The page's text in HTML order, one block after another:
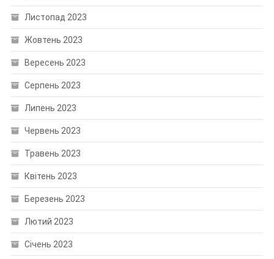
Листопад 2023
Жовтень 2023
Вересень 2023
Серпень 2023
Липень 2023
Червень 2023
Травень 2023
Квітень 2023
Березень 2023
Лютий 2023
Січень 2023